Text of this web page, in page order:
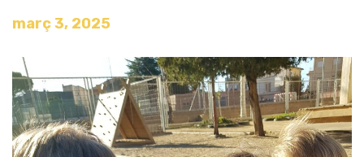
març 3, 2025